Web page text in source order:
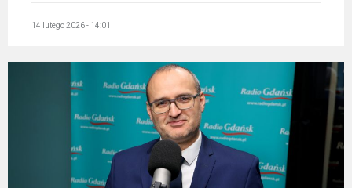
14 lutego 2026 - 14:01